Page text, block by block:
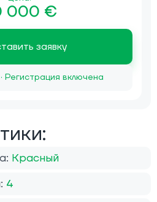
000 €
заявку
Регистрация включена
Красный
4